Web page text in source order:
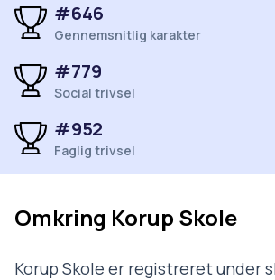
#646
Gennemsnitlig karakter
#779
Social trivsel
#952
Faglig trivsel
Omkring Korup Skole
Korup Skole er registreret under